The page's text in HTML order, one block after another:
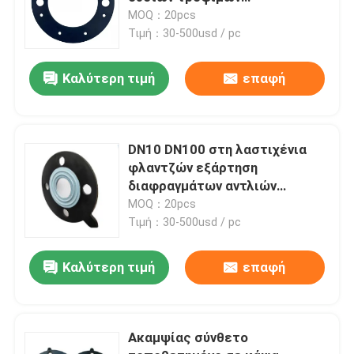
στολισμάτων φαρμακευτική
MOQ：20pcs
Τιμή：30-500usd / pc
Καλύτερη τιμή επαφή
DN10 DN100 στη λαστιχένια
φλαντζών εξάρτηση
διαφραγμάτων αντλιών
στολισμάτων PTFE σύνθετη
χρησιμοποιημένη αέρας
MOQ：20pcs
Τιμή：30-500usd / pc
Καλύτερη τιμή επαφή
Ακαμψίας σύνθετο